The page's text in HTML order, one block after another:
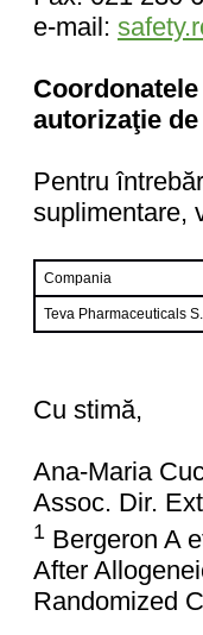
e-mail:
autorizaţie
Pentru
suplimentare,
Compania
Teva Pharmaceuticals
Cu stimă,
Ana-Maria
Assoc. Dir.
1 Bergeron A
After
Randomized